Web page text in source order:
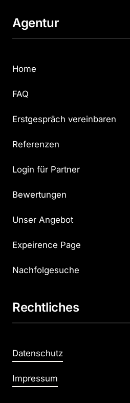
Agentur
Home
FAQ
Erstgespräch vereinbaren
Referenzen
Login für Partner
Bewertungen
Unser Angebot
Expeirence Page
Nachfolgesuche
Rechtliches
Datenschutz
Impressum